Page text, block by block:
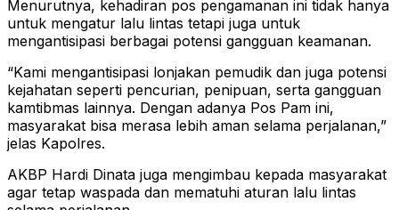
Menurutnya, kehadiran pos pengamanan ini tidak hanya
untuk mengatur lalu lintas tetapi juga untuk
mengantisipasi berbagai potensi gangguan keamanan.
“Kami mengantisipasi lonjakan pemudik dan juga potensi
kejahatan seperti pencurian, penipuan, serta gangguan
kamtibmas lainnya. Dengan adanya Pos Pam ini,
masyarakat bisa merasa lebih aman selama perjalanan,”
jelas Kapolres.
AKBP Hardi Dinata juga mengimbau kepada masyarakat
agar tetap waspada dan mematuhi aturan lalu lintas